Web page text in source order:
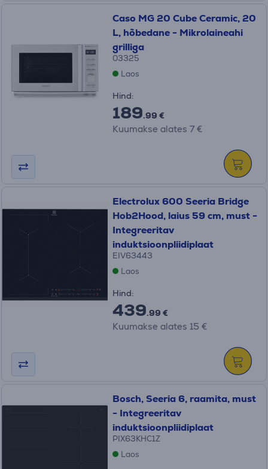
Caso MG 20 Cube Ceramic, 20
L, hõbedane - Mikrolaineahi
grilliga
03325
Laos
Hind:
189.99 €
Kuumakse alates 7 €
Electrolux 600 Seeria Bridge
Hob2Hood, laius 59 cm, must -
Integreeritav
induktsioonpliidiplaat
EIV63443
Laos
Hind:
439.99 €
Kuumakse alates 15 €
Bosch, Seeria 6, raamita, must
- Integreeritav
induktsioonpliidiplaat
PIX63KHC1Z
Laos